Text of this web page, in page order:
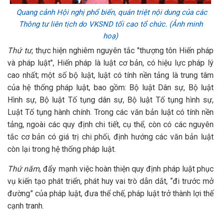
Quang cảnh Hội nghị phổ biến, quán triệt nội dung của các
Thông tư liên tịch do VKSND tối cao tổ chức. (Ảnh minh
hoạ)
Thứ tư, thực hiện nghiêm nguyên tắc "thượng tôn Hiến pháp
và pháp luật", Hiến pháp là luật cơ bản, có hiệu lực pháp lý
cao nhất; một số bộ luật, luật có tính nền tảng là trung tâm
của hệ thống pháp luật, bao gồm: Bộ luật Dân sự, Bộ luật
Hình sự, Bộ luật Tố tụng dân sự, Bộ luật Tố tụng hình sự,
Luật Tố tụng hành chính. Trong các văn bản luật có tính nền
tảng, ngoài các quy định chi tiết, cụ thể, còn có các nguyên
tắc cơ bản có giá trị chi phối, định hướng các văn bản luật
còn lại trong hệ thống pháp luật.
Thứ năm, đẩy mạnh việc hoàn thiện quy định pháp luật phục
vụ kiến tạo phát triển, phát huy vai trò dẫn dắt, “đi trước mở
đường” của pháp luật, đưa thể chế, pháp luật trở thành lợi thế
cạnh tranh.